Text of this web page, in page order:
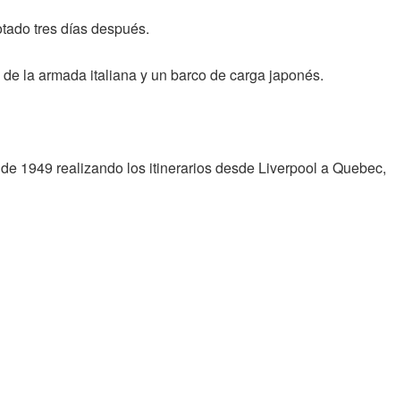
tres días después.
la armada italiana y un barco de carga japonés.
1949 realizando los itinerarios desde Liverpool a Quebec,